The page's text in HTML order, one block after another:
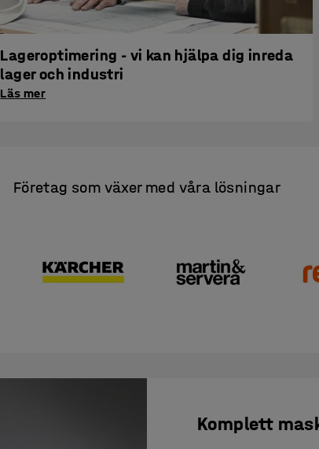
Lageroptimering - vi kan hjälpa dig inreda
lager och industri
Läs mer
Företag som växer med våra lösningar
Komplett